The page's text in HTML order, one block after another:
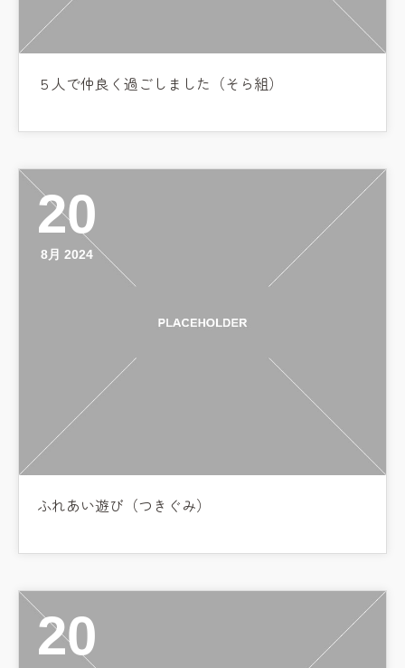
５人で仲良く過ごしました（そら組）
20
8月 2024
ふれあい遊び（つきぐみ）
20